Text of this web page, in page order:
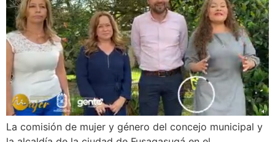
La comisión de mujer y género del concejo municipal y